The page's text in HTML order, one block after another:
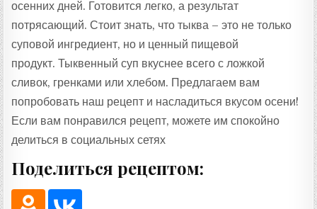
осенних дней. Готовится легко, а результат
потрясающий. Стоит знать, что тыква – это не только
суповой ингредиент, но и ценный пищевой
продукт. Тыквенный суп вкуснее всего с ложкой
сливок, гренками или хлебом. Предлагаем вам
попробовать наш рецепт и насладиться вкусом осени!
Если вам понравился рецепт, можете им спокойно
делиться в социальных сетях
Поделиться рецептом: